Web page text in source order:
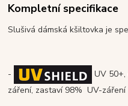
Kompletní specifikace
Slušivá dámská kšiltovka je
-
UV
záření, zastaví 98% UV-záření